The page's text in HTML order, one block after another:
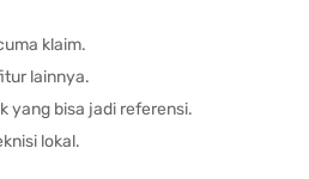
klaim.
lainnya.
yang bisa jadi referensi.
lokal.